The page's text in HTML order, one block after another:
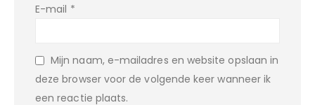
E-mail *
Mijn naam, e-mailadres en website opslaan in
deze browser voor de volgende keer wanneer ik
een reactie plaats.